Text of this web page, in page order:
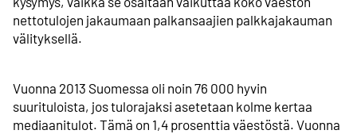
nettotulojen jakaumaan palkansaajien palkkajakauman
välityksellä.
Vuonna 2013 Suomessa oli noin 76 000 hyvin
suurituloista, jos tulorajaksi asetetaan kolme kertaa
mediaanitulot. Tämä on 1,4 prosenttia väestöstä. Vuonna